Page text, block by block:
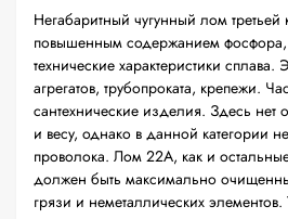
Негабаритный чугунный лом третьей
повышенным содержанием фосфора,
технические характеристики сплава.
агрегатов, трубопроката, крепежи.
сантехнические изделия. Здесь нет
и весу, однако в данной категории
проволока. Лом 22А, как и остальные
должен быть максимально
грязи и неметаллических элементов.